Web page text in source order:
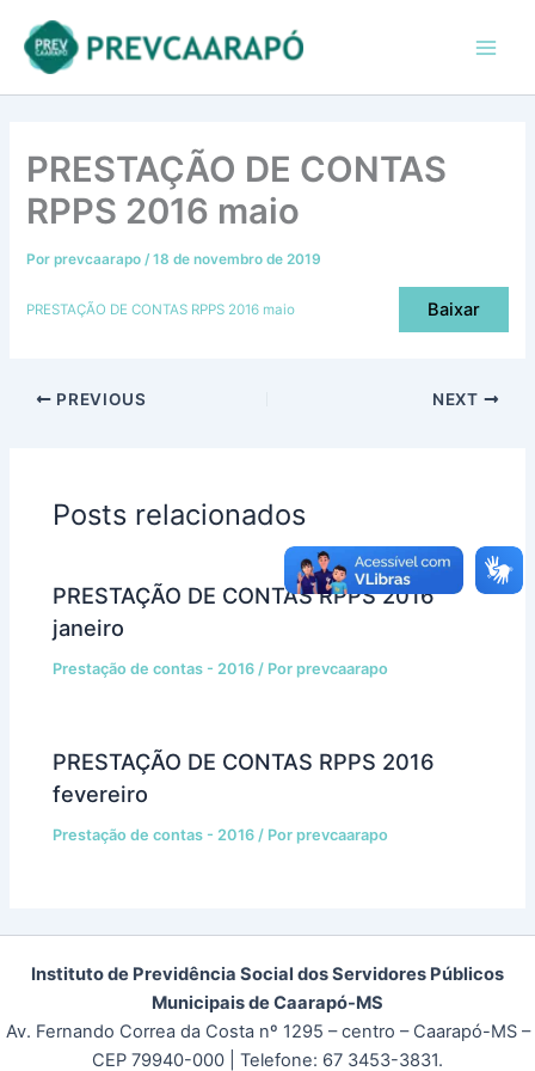
para
conteúdo
PRESTAÇÃO DE CONTAS
RPPS 2016 maio
Porprevcaarapo /18 de novembro de 2019
PRESTAÇÃO DE CONTAS RPPS 2016 maio Baixar
PREVIOUS NEXT
Posts relacionados
PRESTAÇÃO DE CONTAS RPPS 2016
janeiro
Prestação de contas - 2016 / Porprevcaarapo
PRESTAÇÃO DE CONTAS RPPS 2016
fevereiro
Prestação de contas - 2016 / Porprevcaarapo
Instituto de Previdência Social dos Servidores Públicos
Municipais de Caarapó-MS
Av. Fernando Correa da Costa nº 1295 – centro – Caarapó-MS –
CEP 79940-000
| Telefone: 67 3453-3831.